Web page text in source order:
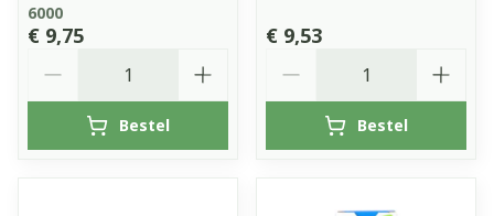
6000
€ 9,75
Bestel
€ 9,53
Bestel